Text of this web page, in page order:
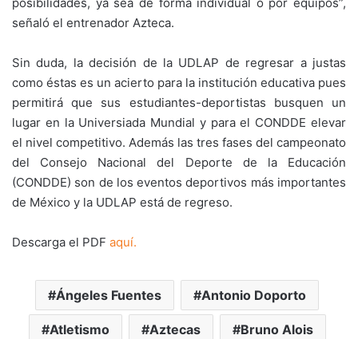
señaló el entrenador Azteca.
Sin duda, la decisión de la UDLAP de regresar a justas
como éstas es un acierto para la institución educativa pues
permitirá que sus estudiantes-deportistas busquen un
lugar en la Universiada Mundial y para el CONDDE elevar
el nivel competitivo. Además las tres fases del campeonato
del Consejo Nacional del Deporte de la Educación
(CONDDE) son de los eventos deportivos más importantes
de México y la UDLAP está de regreso.
Descarga el PDF aquí.
Ángeles Fuentes Antonio Doporto
Atletismo Aztecas Bruno Alois